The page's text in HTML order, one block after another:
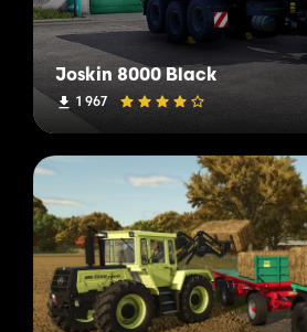
Joskin 8000 Black
1 967